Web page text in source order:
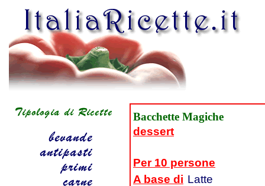
Bacchette Magiche
dessert
Per 10 persone
A base di Latte